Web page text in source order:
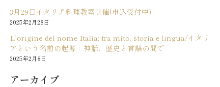
3月29日イタリア料理教室開催(申込受付中)
2025年2月28日
L’origine del nome Italia: tra mito, storia e lingua/イタリ
アという名前の起源：神話、歴史と言語の間で
2025年2月8日
アーカイブ